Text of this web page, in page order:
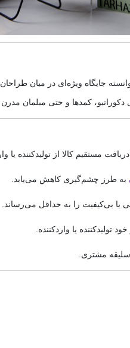
جایگاه ویژه‌ای در میان
دکوراتیو، کمدها و حتی مبلمان
مستقیم کالا از تولیدکننده یا
به طرز چشم‌گیری کاهش می‌یابد.
یا بی‌کیفیت را به حداقل می‌رساند.
یا واردکننده.
سلیقه مشتری.